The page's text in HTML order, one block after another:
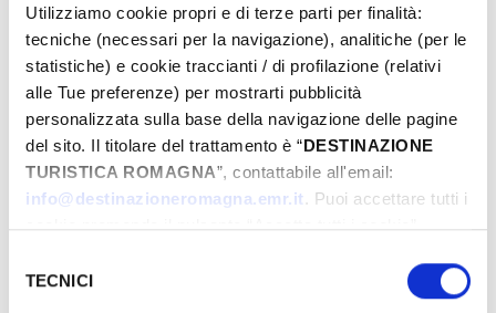
Utilizziamo cookie propri e di terze parti per finalità:
tecniche (necessari per la navigazione), analitiche (per le
statistiche) e cookie traccianti / di profilazione (relativi
alle Tue preferenze) per mostrarti pubblicità
personalizzata sulla base della navigazione delle pagine
del sito. Il titolare del trattamento è “DESTINAZIONE
TURISTICA ROMAGNA”, contattabile all'email:
info@destinazioneromagna.emr.it. Puoi accettare tutti i
cookie premendo il pulsante “Accetta tutti i cookie”,
gestire le tue preferenze facendo clic su “Personalizza”.
Qualora acconsenti a tutti i cookie i Tuoi dati potranno
delTECNICI
L’ORA CHE VOLGE IL DISÌO
Ravenna